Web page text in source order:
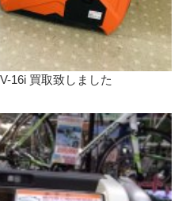
16i 買取致しました